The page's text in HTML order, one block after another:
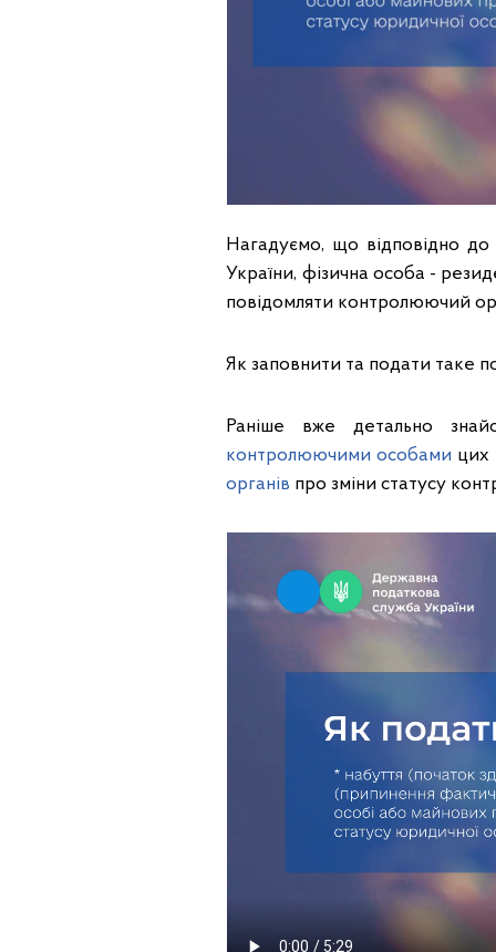
Нагадуємо, що відповідно до
України, фізична особа -
повідомляти контролюючий
Як заповнити та подати таке
Раніше вже детально
контролюючими особами цих
органів про зміни статусу